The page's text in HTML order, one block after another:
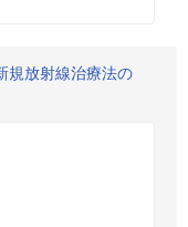
規放射線治療法の